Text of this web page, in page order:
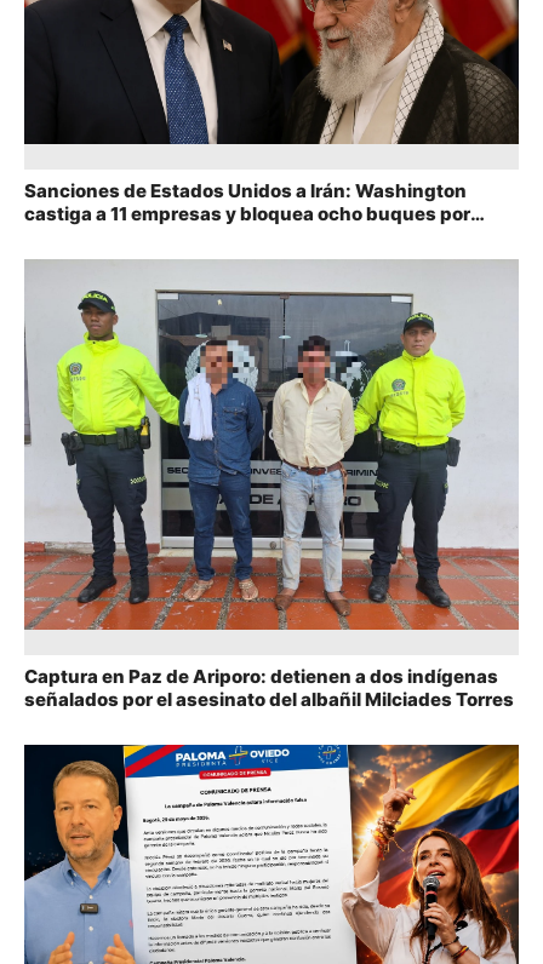
Sanciones de Estados Unidos a Irán: Washington
castiga a 11 empresas y bloquea ocho buques por
Captura en Paz de Ariporo: detienen a dos indígenas
señalados por el asesinato del albañil Milciades Torres